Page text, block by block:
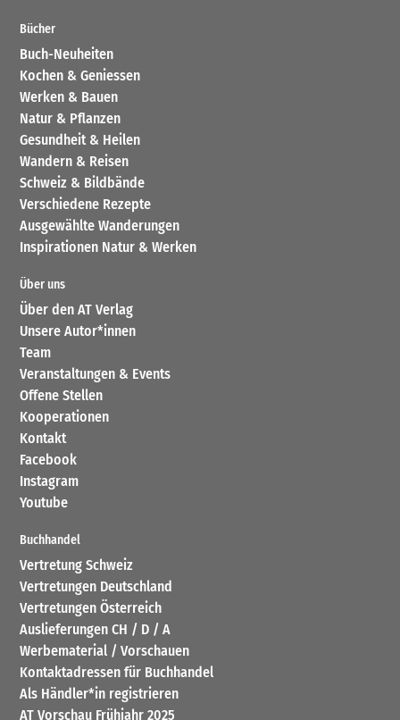
Bücher
Buch-Neuheiten
Kochen & Geniessen
Werken & Bauen
Natur & Pflanzen
Gesundheit & Heilen
Wandern & Reisen
Schweiz & Bildbände
Verschiedene Rezepte
Ausgewählte Wanderungen
Inspirationen Natur & Werken
Über uns
Über den AT Verlag
Unsere Autor*innen
Team
Veranstaltungen & Events
Offene Stellen
Kooperationen
Kontakt
Facebook
Instagram
Youtube
Buchhandel
Vertretung Schweiz
Vertretungen Deutschland
Vertretungen Österreich
Auslieferungen CH / D / A
Werbematerial / Vorschauen
Kontaktadressen für Buchhandel
Als Händler*in registrieren
AT Vorschau Frühjahr 2025